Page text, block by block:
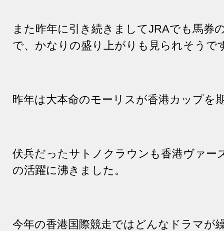
また昨年に引き続きましてJRAでも馬券
で、かなりの盛り上がりも見られそうで
昨年は大本命のモーリスが香港カップを
伏兵だったサトノクラウンも香港ヴァー
の活躍に沸きました。
今年の香港国際競走ではどんなドラマが